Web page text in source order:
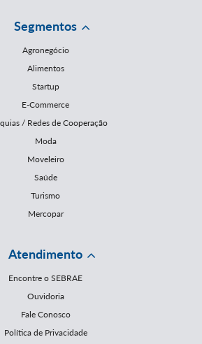
Segmentos
Agronegócio
Alimentos
Startup
E-Commerce
/ Redes de Cooperação
Moda
Moveleiro
Saúde
Turismo
Mercopar
Atendimento
Encontre o SEBRAE
Ouvidoria
Fale Conosco
Política de Privacidade